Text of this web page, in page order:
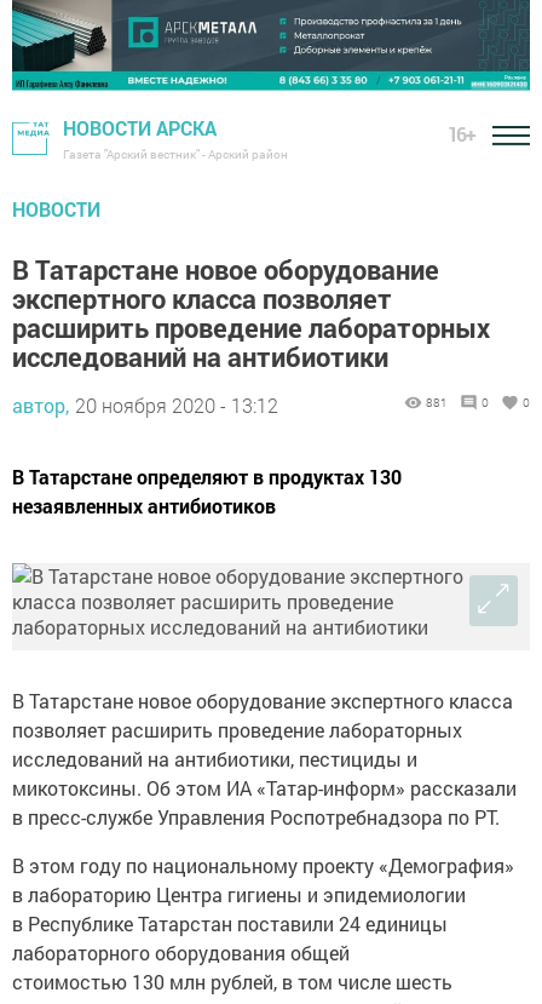
НОВОСТИ АРСКА
Газета "Арский вестник" - Арский район
16+
НОВОСТИ
В Татарстане новое оборудование
экспертного класса позволяет
расширить проведение лабораторных
исследований на антибиотики
автор, 20 ноября 2020 - 13:12 881 0 0
В Татарстане определяют в продуктах 130
незаявленных антибиотиков
В Татарстане новое оборудование экспертного класса
позволяет расширить проведение лабораторных
исследований на антибиотики, пестициды и
микотоксины. Об этом ИА «Татар-информ» рассказали
в пресс-службе Управления Роспотребнадзора по РТ.
В этом году по национальному проекту «Демография»
в лабораторию Центра гигиены и эпидемиологии
в Республике Татарстан поставили 24 единицы
лабораторного оборудования общей
стоимостью 130 млн рублей, в том числе шесть